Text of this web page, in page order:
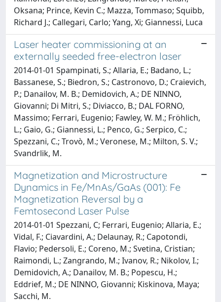
Oksana; Prince, Kevin C.; Mazza, Tommaso; Squibb,
Richard J.; Callegari, Carlo; Yang, Xi; Giannessi, Luca
Laser heater commissioning at an
externally seeded free-electron laser
2014-01-01 Spampinati, S.; Allaria, E.; Badano, L.;
Bassanese, S.; Biedron, S.; Castronovo, D.; Craievich,
P.; Danailov, M. B.; Demidovich, A.; DE NINNO,
Giovanni; Di Mitri, S.; Diviacco, B.; DAL FORNO,
Massimo; Ferrari, Eugenio; Fawley, W. M.; Fröhlich,
L.; Gaio, G.; Giannessi, L.; Penco, G.; Serpico, C.;
Spezzani, C.; Trovò, M.; Veronese, M.; Milton, S. V.;
Svandrlik, M.
Magnetization and Microstructure
Dynamics in Fe/MnAs/GaAs (001): Fe
Magnetization Reversal by a
Femtosecond Laser Pulse
2014-01-01 Spezzani, C; Ferrari, Eugenio; Allaria, E.;
Vidal, F.; Ciavardini, A.; Delaunay, R.; Capotondi,
Flavio; Pedersoli, E.; Coreno, M.; Svetina, Cristian;
Raimondi, L.; Zangrando, M.; Ivanov, R.; Nikolov, I.;
Demidovich, A.; Danailov, M. B.; Popescu, H.;
Eddrief, M.; DE NINNO, Giovanni; Kiskinova, Maya;
Sacchi, M.